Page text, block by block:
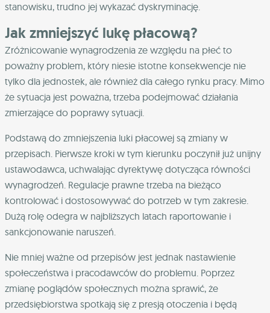
stanowisku, trudno jej wykazać dyskryminację.
Jak zmniejszyć lukę płacową?
Zróżnicowanie wynagrodzenia ze względu na płeć to
poważny problem, który niesie istotne konsekwencje nie
tylko dla jednostek, ale również dla całego rynku pracy. Mimo
że sytuacja jest poważna, trzeba podejmować działania
zmierzające do poprawy sytuacji.
Podstawą do zmniejszenia luki płacowej są zmiany w
przepisach. Pierwsze kroki w tym kierunku poczynił już unijny
ustawodawca, uchwalając dyrektywę dotycząca równości
wynagrodzeń. Regulacje prawne trzeba na bieżąco
kontrolować i dostosowywać do potrzeb w tym zakresie.
Dużą rolę odegra w najbliższych latach raportowanie i
sankcjonowanie naruszeń.
Nie mniej ważne od przepisów jest jednak nastawienie
społeczeństwa i pracodawców do problemu. Poprzez
zmianę poglądów społecznych można sprawić, że
przedsiębiorstwa spotkają się z presją otoczenia i będą